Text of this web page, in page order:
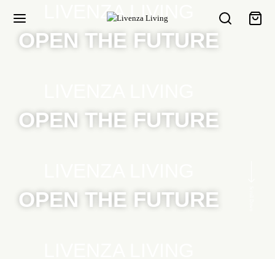
LIVENZA LIVING
OPEN THE FUTURE
OPEN THE FUTURE
OPEN THE FUTURE